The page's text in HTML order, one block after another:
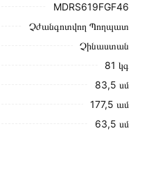
MDRS619FGF46
Չժանգոտվող Պողպատ
Չինաստան
81 կգ
83,5 սմ
177,5 ամ
63,5 սմ